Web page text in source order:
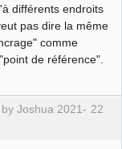
différents endroits
pas dire la même
comme
de référence".
22
Joshua 2021-